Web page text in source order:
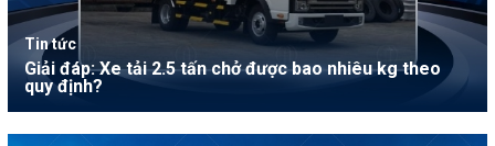
Tin tức
Giải đáp: Xe tải 2.5 tấn chở được bao nhiêu kg theo
quy định?